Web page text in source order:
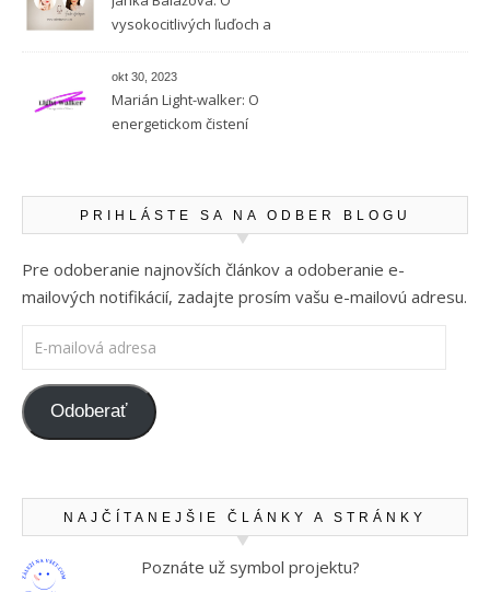
vysokocitlivých ľuďoch a
okt 30, 2023
Marián Light-walker: O
energetickom čistení
PRIHLÁSTE SA NA ODBER BLOGU
Pre odoberanie najnovších článkov a odoberanie e-
mailových notifikácií, zadajte prosím vašu e-mailovú adresu.
E-mailová adresa
Odoberať
NAJČÍTANEJŠIE ČLÁNKY A STRÁNKY
Poznáte už symbol projektu?